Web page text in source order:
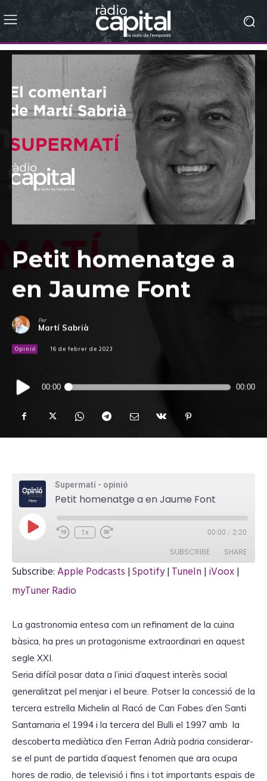
Petit homenatge a
en Jaume Font
Per
Martí Sabrià
Opinió 16 de febrer de 2023
Reproductor
d'àudio
00:00 00:00
Supermatí - opinió
Petit homenatge a en Jaume Font
P
l
E
p
s
1x 00:00 / 2:20
SUBSCRIBE SHARE
Apple Podcasts
myTuner Radio
RSS FEED
SHARE
EMBED
Subscribe:Apple Podcasts |Spotify|TuneIn |iVoox|
myTuner Radio
La gastronomia entesa com un refinament de la cuina
bàsica, ha pres un protagonisme extraordinari en aquest
segle XXI.
Seria difícil posar data a l’inici d’aquest interès social
generalitzat pel menjar i el beure. Potser la concessió de la
tercera estrella Michelin al Racó de Can Fabes d’en Santi
Santamaria el 1994 i la tercera del Bulli el 1997 amb la
descoberta mediàtica d’en Ferran Adrià podria considerar-
se el punt de partida d’aquest fenomen que ara ocupa
hores de radio, de televisió i fins i tot importants espais de